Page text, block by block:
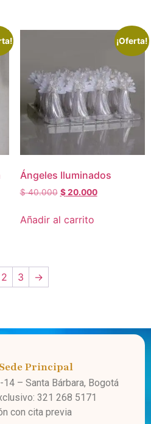
¡Oferta!
Ángeles Iluminados
$40.000 $20.000
Añadir al carrito
2 3 →
Principal
– Santa Bárbara, Bogotá
321 268 5171
con cita previa